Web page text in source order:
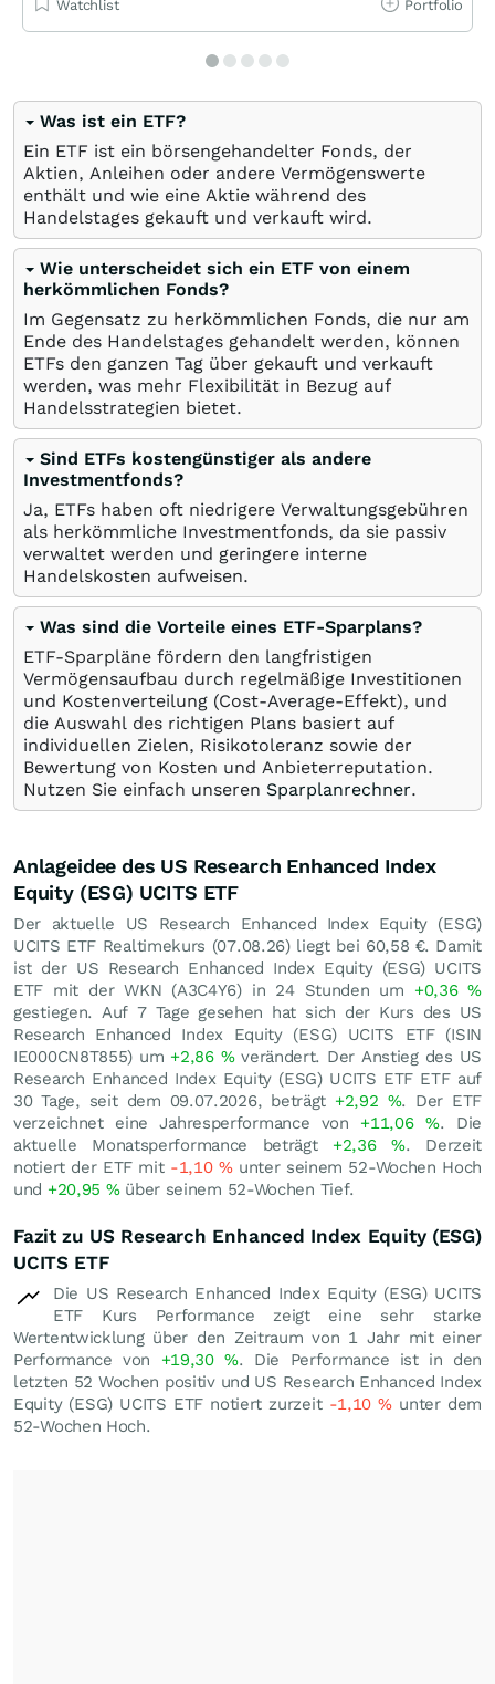
Watchlist Portfolio
Was ist ein ETF?
Ein ETF ist ein börsengehandelter Fonds, der
Aktien, Anleihen oder andere Vermögenswerte
enthält und wie eine Aktie während des
Handelstages gekauft und verkauft wird.
Wie unterscheidet sich ein ETF von einem
herkömmlichen Fonds?
Im Gegensatz zu herkömmlichen Fonds, die nur am
Ende des Handelstages gehandelt werden, können
ETFs den ganzen Tag über gekauft und verkauft
werden, was mehr Flexibilität in Bezug auf
Handelsstrategien bietet.
Sind ETFs kostengünstiger als andere
Investmentfonds?
Ja, ETFs haben oft niedrigere Verwaltungsgebühren
als herkömmliche Investmentfonds, da sie passiv
verwaltet werden und geringere interne
Handelskosten aufweisen.
Was sind die Vorteile eines ETF-Sparplans?
ETF-Sparpläne fördern den langfristigen
Vermögensaufbau durch regelmäßige Investitionen
und Kostenverteilung (Cost-Average-Effekt), und
die Auswahl des richtigen Plans basiert auf
individuellen Zielen, Risikotoleranz sowie der
Bewertung von Kosten und Anbieterreputation.
Nutzen Sie einfach unseren Sparplanrechner.
Anlageidee des US Research Enhanced Index
Equity (ESG) UCITS ETF
Der aktuelle US Research Enhanced Index Equity (ESG)
UCITS ETF Realtimekurs (07.08.26) liegt bei 60,58 €. Damit
ist der US Research Enhanced Index Equity (ESG) UCITS
ETF mit der WKN (A3C4Y6) in 24 Stunden um +0,36%
gestiegen. Auf 7 Tage gesehen hat sich der Kurs des US
Research Enhanced Index Equity (ESG) UCITS ETF (ISIN
IE000CN8T855) um +2,86 %verändert. Der Anstieg des US
Research Enhanced Index Equity (ESG) UCITS ETF ETF auf
30 Tage, seit dem 09.07.2026, beträgt +2,92 %. Der ETF
verzeichnet eine Jahresperformance von +11,06%. Die
aktuelle Monatsperformance beträgt +2,36%. Derzeit
notiert der ETF mit -1,10 %unter seinem 52-Wochen Hoch
und +20,95 %über seinem 52-Wochen Tief.
Fazit zu US Research Enhanced Index Equity (ESG)
UCITS ETF
Die US Research Enhanced Index Equity (ESG) UCITS
ETF Kurs Performance zeigt eine sehr starke
Wertentwicklung über den Zeitraum von 1 Jahr mit einer
Performance von +19,30%. Die Performance ist in den
letzten 52 Wochen positiv und US Research Enhanced Index
Equity (ESG) UCITS ETF notiert zurzeit -1,10%unter dem
52-Wochen Hoch.